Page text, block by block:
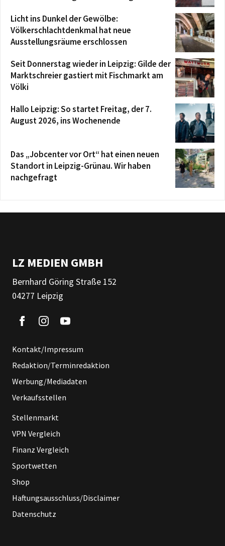
Licht ins Dunkel der Gewölbe:
Völkerschlachtdenkmal hat neue
Ausstellungsräume erschlossen
Seit Donnerstag wieder in Leipzig: Gilde der
Marktschreier gastiert mit Fischmarkt am
Völki
Hallo Leipzig: So startet Freitag, der 7.
August 2026, ins Wochenende
Das „Jobcenter vor Ort“ hat einen neuen
Standort in Leipzig-Grünau. Wir haben
nachgefragt
LZ MEDIEN GMBH
Bernhard Göring Straße 152
04277 Leipzig
Kontakt/Impressum
Redaktion/Terminredaktion
Werbung/Mediadaten
Verkaufsstellen
Stellenmarkt
VPN Vergleich
Finanz Vergleich
Sportwetten
Shop
Haftungsausschluss/Disclaimer
Datenschutz